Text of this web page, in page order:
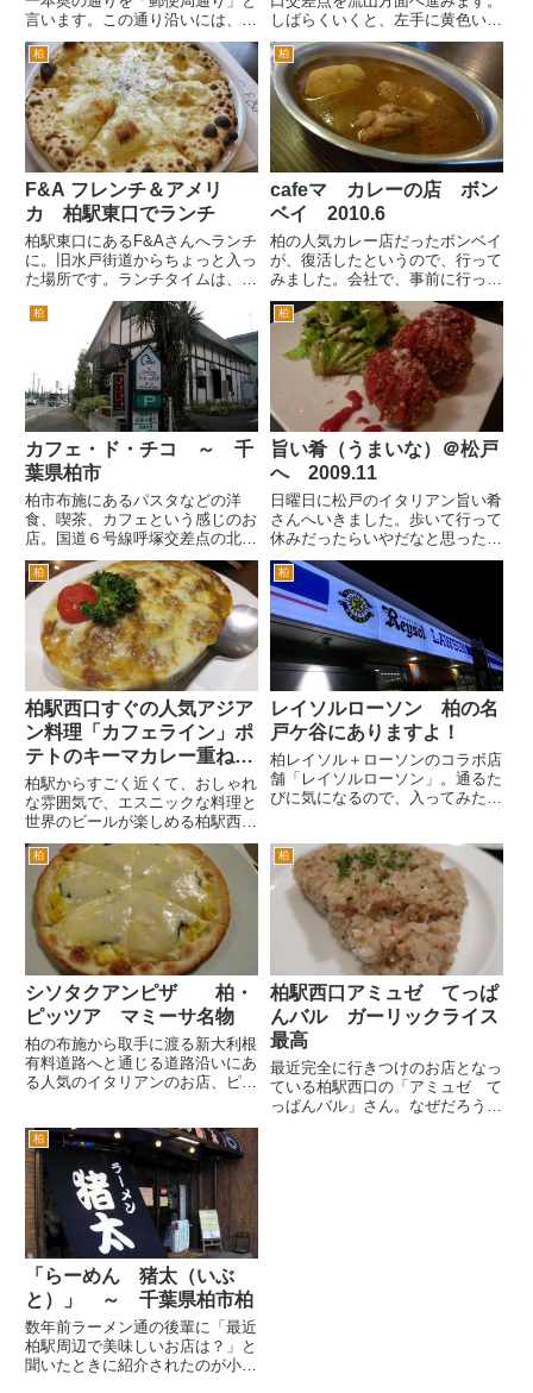
言います。この通り沿いには、柏
郵便局があります。 その柏郵便
局の目の前にある「とんかつ つ
かさ」さんです。夜は居酒屋でも
あるんですが、昼はランチタイム
があります。 カウンター、
テ...
しばらくいくと、左手に黄色い看
板がみえてきます。 ちょっと年
季の入った感じのお店「カレー専
門店 インディー２８ 南柏店」
さんです。 南柏店とは、いうも
のの本店とかあるのかなと思っ
て...
柏
F&A フレンチ＆アメリ
カ 柏駅東口でランチ
柏駅東口にあるF&Aさんへランチ
に。旧水戸街道からちょっと入っ
た場所です。ランチタイムは、周
辺の会社のOLさんや主婦の方で
にぎわっています。お店は、二階
です。階段の下にきょうのランチ
メニューがでています。 入口に
は、ジム・ビームやギネスビー...
柏
cafeマ カレーの店 ボン
ベイ 2010.6
柏の人気カレー店だったボンベイ
が、復活したというので、行って
みました。会社で、事前に行った
ひとから場所を聞いて、情報収
集。 しかし、誰に聞いても、い
まひとつ場所が、よくわからな
い。 というのも道路じゃない私
道を入った場所にあるんですね。
柏
カフェ・ド・チコ ～ 千
葉県柏市
柏市布施にあるパスタなどの洋
食、喫茶、カフェという感じのお
店。国道６号線呼塚交差点の北柏
より下り車線から北柏、新大利根
有料道路へ抜ける道をまっすぐ。
または、国道６号から大室、花野
井方面へ。いずれも布施入口交差
点（根戸交差点とも表示してあ
り...
柏
旨い肴（うまいな）＠松戸
へ 2009.11
日曜日に松戸のイタリアン旨い肴
さんへいきました。歩いて行って
休みだったらいやだなと思った
ら、営業していてくれました。
休みだからか珍しくお客様は、僕
らだけ。 とりあえず生ビール
を！こちらでは、ハートランド。
きょうのお通し。鶏とサツマイモ
柏
柏駅西口すぐの人気アジア
ン料理「カフェライン」ポ
テトのキーマカレー重ね焼
き
柏駅からすごく近くて、おしゃれ
な雰囲気で、エスニックな料理と
世界のビールが楽しめる柏駅西口
のカフェラインさん。 店内
は、アジアンなオブジェや装飾が
いっぱい。店員のおねえさんもア
ジアンな衣装です。とにかく駅か
ら近い。柏駅西口駅構内をでる直
前...
柏
レイソルローソン 柏の名
戸ケ谷にありますよ！
柏レイソル＋ローソンのコラボ店
舗「レイソルローソン」。通るた
びに気になるので、入ってみた。
える雰囲気。 ローソンのサイト
によると「今回オープンする「ロ
ーソン柏名戸ケ谷一丁目店」は...
柏
シソタクアンピザ 柏・
ピッツア マミーサ名物
柏の布施から取手に渡る新大利根
有料道路へと通じる道路沿いにあ
る人気のイタリアンのお店、ピッ
には、掲載されているんで、隠れ
メニューとは言いませんね）が、
シソタクアンピザ ￥1,000...
柏
柏駅西口アミュゼ てっぱ
んバル ガーリックライス
最高
最近完全に行きつけのお店となっ
ている柏駅西口の「アミュゼ て
っぱんバル」さん。なぜだろう
柏
「らーめん 猪太（いぶ
と）」 ～ 千葉県柏市柏
数年前ラーメン通の後輩に「最近
柏駅周辺で美味しいお店は？」と
聞いたときに紹介されたのが小お